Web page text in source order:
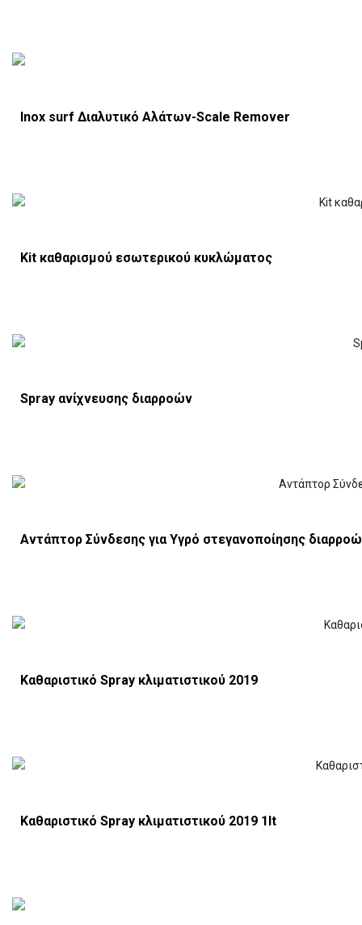
Inox surf Διαλυτικό Αλάτων-Scale Remover
Kit καθαρισμού εσωτερικού κυκλώματος
Spray ανίχνευσης διαρροών
Αντάπτορ Σύνδεσης για Υγρό στεγανοποίησης
Καθαριστικό Spray κλιματιστικού 2019
Καθαριστικό Spray κλιματιστικού 2019 1lt